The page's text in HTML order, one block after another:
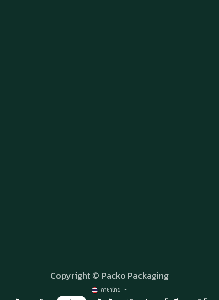
Copyright © Packo Packaging
ภาษาไทย